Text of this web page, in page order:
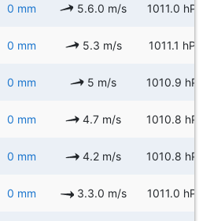
0 mm 5.6.0 m/s 1011.0 hPa
0 mm 5.3 m/s 1011.1 hPa
0 mm 5 m/s 1010.9 hPa
0 mm 4.7 m/s 1010.8 hPa
0 mm 4.2 m/s 1010.8 hPa
0 mm 3.3.0 m/s 1011.0 hPa